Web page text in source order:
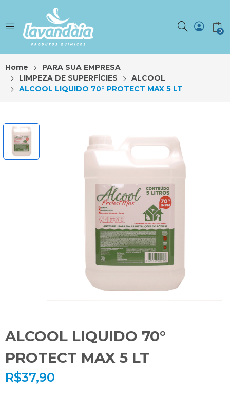
0
Home
PARA SUA EMPRESA
LIMPEZA DE SUPERFÍCIES
ALCOOL
ALCOOL LIQUIDO 70° PROTECT MAX 5 LT
ALCOOL LIQUIDO 70°
PROTECT MAX 5 LT
R$37,90